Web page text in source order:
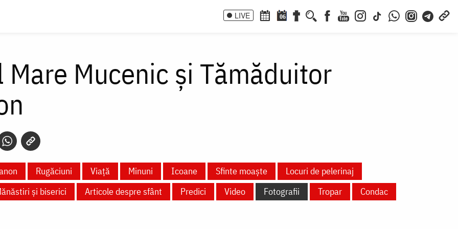
LIVE 06
Mare Mucenic și Tămăduitor
Rugăciuni Viață Minuni Icoane Sfinte moaște
Locuri de pelerinaj
și biserici Articole despre sfânt Predici Video Fotografii Tropar
Condac